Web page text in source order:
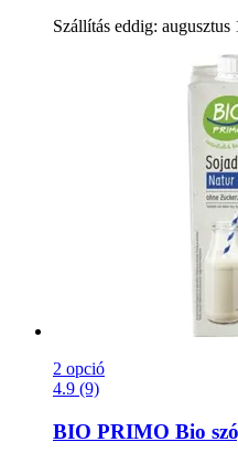
Szállítás eddig: augusztus
2 opció
4.9 (9)
BIO PRIMO Bio